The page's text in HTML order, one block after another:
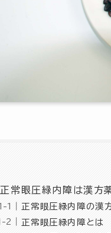
正常眼圧緑内障は漢方
正常眼圧緑内障の漢
正常眼圧緑内障とは